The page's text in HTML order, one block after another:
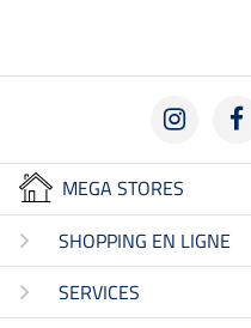
MEGA STORES
SHOPPING EN LIGNE
SERVICES